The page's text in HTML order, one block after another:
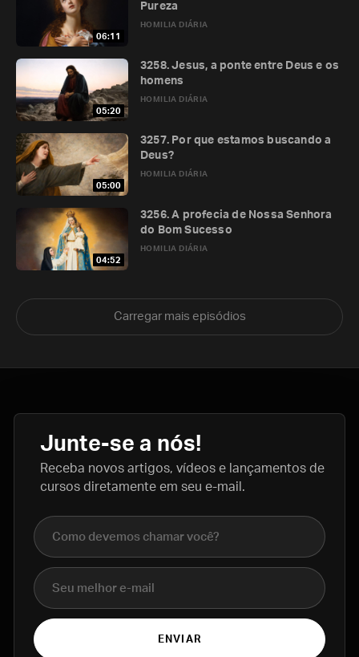
06:11
HOMILIA DIÁRIA
Pureza
05:20
HOMILIA DIÁRIA
3258. Jesus, a ponte entre Deus e os
homens
05:00
HOMILIA DIÁRIA
3257. Por que estamos buscando a
Deus?
04:52
HOMILIA DIÁRIA
3256. A profecia de Nossa Senhora
do Bom Sucesso
Carregar mais episódios
Junte-se a nós!
Receba novos artigos, vídeos e lançamentos de
cursos diretamente em seu e-mail.
Nome completo
E-mail
ENVIAR